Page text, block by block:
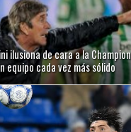
ilusiona de cara a la
equipo cada vez más sólido